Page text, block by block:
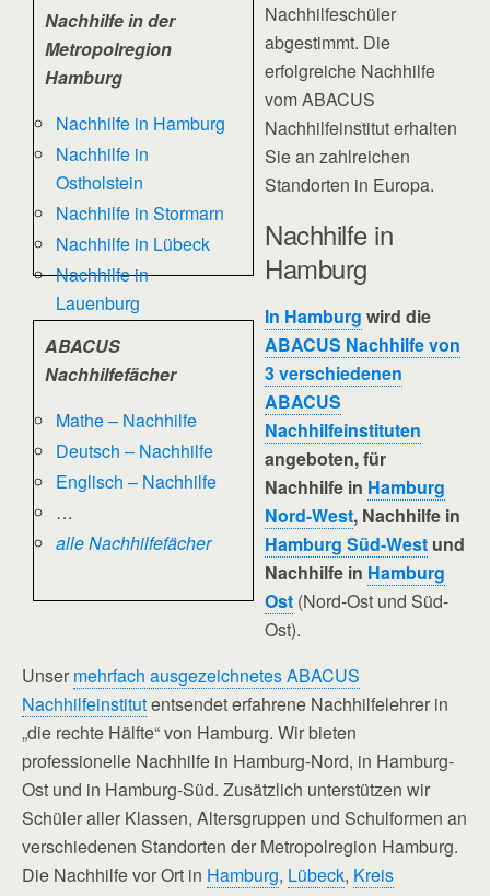
Nachhilfe in der
Metropolregion
Hamburg
Nachhilfe in Hamburg
Nachhilfe in
Ostholstein
Nachhilfe in Stormarn
Nachhilfe in Lübeck
Nachhilfe in
Lauenburg
ABACUS
Nachhilfefächer
Mathe – Nachhilfe
Deutsch – Nachhilfe
Englisch – Nachhilfe
…
alle Nachhilfefächer
Nachhilfeschüler
abgestimmt. Die
erfolgreiche Nachhilfe
vom ABACUS
Nachhilfeinstitut erhalten
Sie an zahlreichen
Standorten in Europa.
Nachhilfe in
Hamburg
In Hamburg wird die
ABACUS Nachhilfe von
3 verschiedenen
ABACUS
Nachhilfeinstituten
angeboten, für
Nachhilfe in Hamburg
Nord-West, Nachhilfe in
Hamburg Süd-West und
Nachhilfe in Hamburg
Ost (Nord-Ost und Süd-
Ost).
Unser mehrfach ausgezeichnetes ABACUS
Nachhilfeinstitutentsendet erfahrene Nachhilfelehrer in
„die rechte Hälfte“ von Hamburg. Wir bieten
professionelle Nachhilfe in Hamburg-Nord, in Hamburg-
Ost und in Hamburg-Süd. Zusätzlich unterstützen wir
Schüler aller Klassen, Altersgruppen und Schulformen an
verschiedenen Standorten der Metropolregion Hamburg.
Die Nachhilfe vor Ort in Hamburg, Lübeck, Kreis